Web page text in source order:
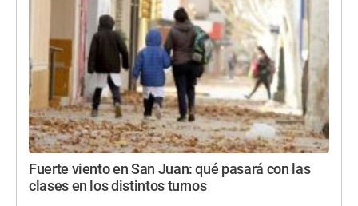
Fuerte viento en San Juan: qué pasará con las
clases en los distintos turnos